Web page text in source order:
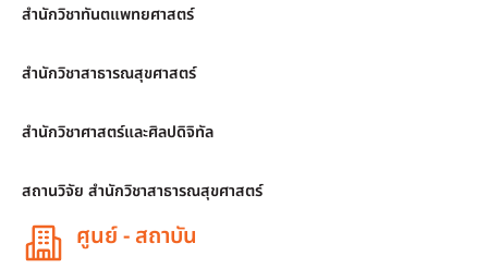
สำนักวิชาทันตแพทยศาสตร์
สำนักวิชาสาธารณสุขศาสตร์
สำนักวิชาศาสตร์และศิลปดิจิทัล
สถานวิจัย สำนักวิชาสาธารณสุขศาสตร์
ศูนย์ - สถาบัน